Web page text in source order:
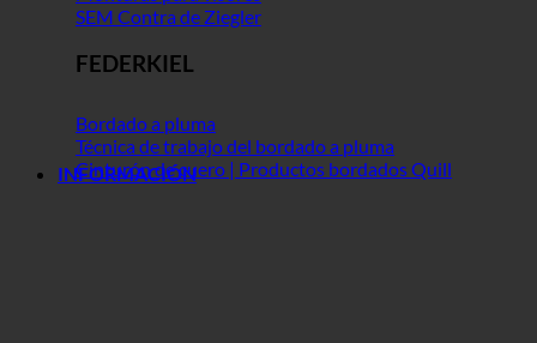
SEM Contra de Ziegler
FEDERKIEL
Bordado a pluma
Técnica de trabajo del bordado a pluma
Cinturón de cuero | Productos bordados Quill
INFORMACIÓN